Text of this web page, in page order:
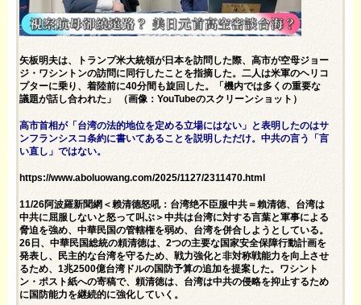
矢板明夫は、トランプ米大統領が日本を訪問した際、高市が空母ジョー
ジ・ワシントンの訪問に同行したことを指摘した。二人は米軍のヘリコ
プターに乗り、着陸前に40分間も旋回した。「機内では多くの重要な
議題が話し合われた」 （画像：YouTubeのスクリーンショット）
高市首相が「台湾の法的地位を定める立場にはない」と表明したのはサ
ンフランシスコ条約に書いてあることを説明しただけ。中共の言う「言
い直し」ではない。
https://www.aboluowang.com/2025/1127/2311470.html
11/26阿波羅新聞網＜赖清德怒吼：台湾绝不臣服中共＝賴清徳、台湾は
中共に屈服しないと怒って叫ぶ＞中共は台湾に対する言葉と軍事による
脅迫を強め、中華民国の管轄権を弱め、台湾を併合しようとしている。
26日、中華民国総統の頼清徳は、2つの主要な国家安全保障行動計画を
発表し、民主的な台湾を守るため、戦力強化と非対称戦能力を向上させ
るため、1兆2500億台湾ドルの国防予算の追加を提案した。ワシント
ン・ポスト紙への寄稿で、頼清徳は、台湾は中共の侵略を抑止するため
に国防能力を継続的に強化していく。